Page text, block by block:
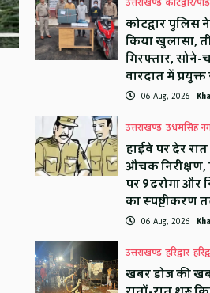
कोटद्वार पुलिस
किया खुलासा,
गिरफ्तार,
वारदात में
06 Aug, 2026
उत्तराखण्ड उधमसिंह
हाईवे पर देर
औचक निरीक्षण,
पर 9 दरोगा और
का स्पष्टीकरण
06 Aug, 2026
उत्तराखण्ड हरिद्वार
खबर डोज की